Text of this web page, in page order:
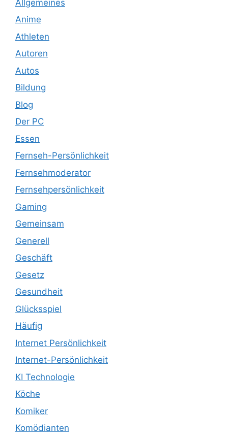
Allgemeines
Anime
Athleten
Autoren
Autos
Bildung
Blog
Der PC
Essen
Fernseh-Persönlichkeit
Fernsehmoderator
Fernsehpersönlichkeit
Gaming
Gemeinsam
Generell
Geschäft
Gesetz
Gesundheit
Glücksspiel
Häufig
Internet Persönlichkeit
Internet-Persönlichkeit
KI Technologie
Köche
Komiker
Komödianten